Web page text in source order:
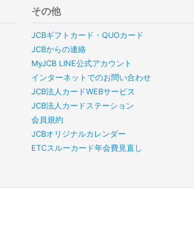
その他
JCBギフトカード・QUOカード
JCBからの連絡
MyJCB LINE公式アカウント
インターネットでのお問い合わせ
JCB法人カードWEBサービス
JCB法人カードステーション
会員規約
JCBオリジナルカレンダー
ETCスルーカード年会費見直し